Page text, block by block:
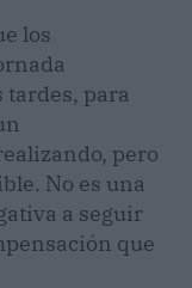
los
tardes, para
pero
No es una
a seguir
que